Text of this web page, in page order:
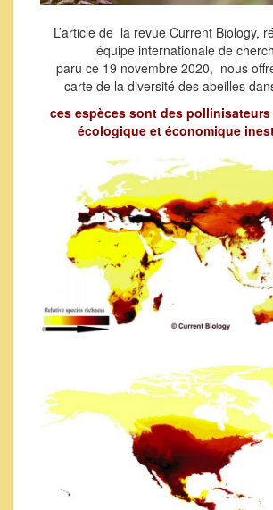
L’article de la revue Current Biology,
équipe internationale de
paru ce 19 novembre 2020, nous
carte de la diversité des abeilles
ces espèces sont des pollinisateurs
écologique et économique